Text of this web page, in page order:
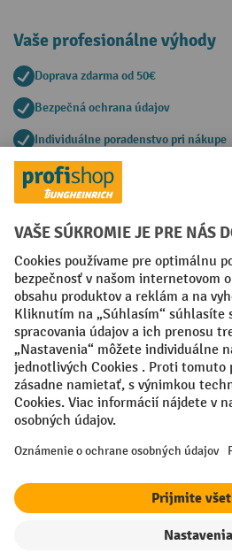
Vaše profesionálne výhody
Doprava zdarma od 50€
Bezpečná ochrana údajov
Individuálne poradenstvo pri nákupe
Spôsoby platby
Faktúra Predplatba
Sociálne siete
Facebook
YouTube
LinkedIn
Nastavenia ochrany osobných
All prices excl. VAT plus shipping costs
if not stated otherwise.